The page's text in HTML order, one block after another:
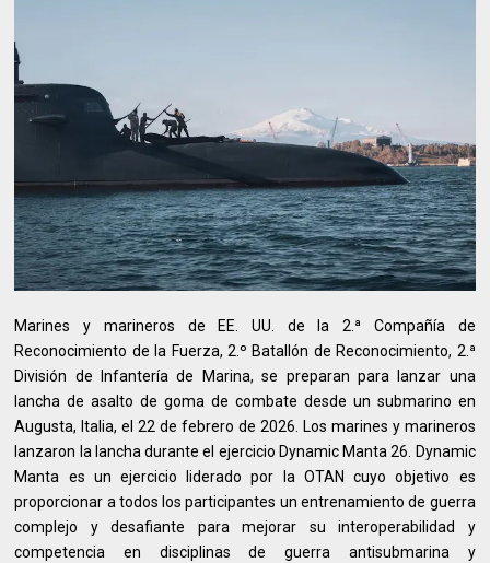
Marines y marineros de EE. UU. de la 2.ª Compañía de
Reconocimiento de la Fuerza, 2.º Batallón de Reconocimiento, 2.ª
División de Infantería de Marina, se preparan para lanzar una
lancha de asalto de goma de combate desde un submarino en
Augusta, Italia, el 22 de febrero de 2026. Los marines y marineros
lanzaron la lancha durante el ejercicio Dynamic Manta 26. Dynamic
Manta es un ejercicio liderado por la OTAN cuyo objetivo es
proporcionar a todos los participantes un entrenamiento de guerra
complejo y desafiante para mejorar su interoperabilidad y
competencia en disciplinas de guerra antisubmarina y